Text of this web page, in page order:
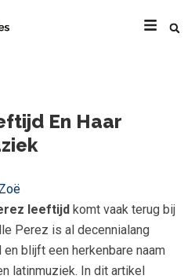
En Haar
Zoë
leeftijd komt vaak terug bij
Perez is al decennialang
blijft een herkenbare naam
latinmuziek. In dit artikel